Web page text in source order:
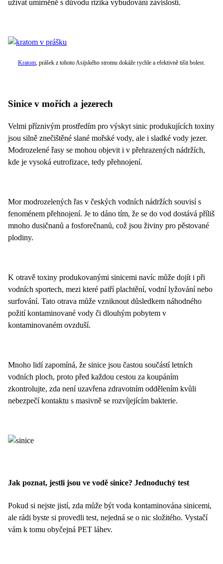
užívat umírněně s důvodu rizika vybudování závislosti.
Kratom , prášek z tohoto Asijského stromu dokáže rychle a efektivně tišit bolest.
Sinice v mořích a jezerech
Velmi příznivým prostředím pro výskyt sinic produkujících toxiny
jsou silně znečištěné slané mořské vody, ale i sladké vody jezer.
Modrozelené řasy se mohou objevit i v přehrazených nádržích,
kde je vysoká eutrofizace, tedy přehnojení.
Mor modrozelených řas v českých vodních nádržích souvisí s
fenoménem přehnojení. Je to dáno tím, že se do vod dostává příliš
mnoho dusičnanů a fosforečnanů, což jsou živiny pro pěstované
plodiny.
K otravě toxiny produkovanými sinicemi navíc může dojít i při
vodních sportech, mezi které patří plachtění, vodní lyžování nebo
surfování. Tato otrava může vzniknout důsledkem náhodného
požití kontaminované vody či dlouhým pobytem v
kontaminovaném ovzduší.
Mnoho lidí zapomíná, že sinice jsou častou součástí letních
vodních ploch, proto před každou cestou za koupáním
zkontrolujte, zda není uzavřena zdravotním oddělením kvůli
nebezpečí kontaktu s masivně se rozvíjejícím bakterie.
Jak poznat, jestli jsou ve vodě sinice? Jednoduchý test
Pokud si nejste jistí, zda může být voda kontaminována sinicemi,
ale rádi byste si provedli test, nejedná se o nic složitého. Vystačí
vám k tomu obyčejná PET láhev.